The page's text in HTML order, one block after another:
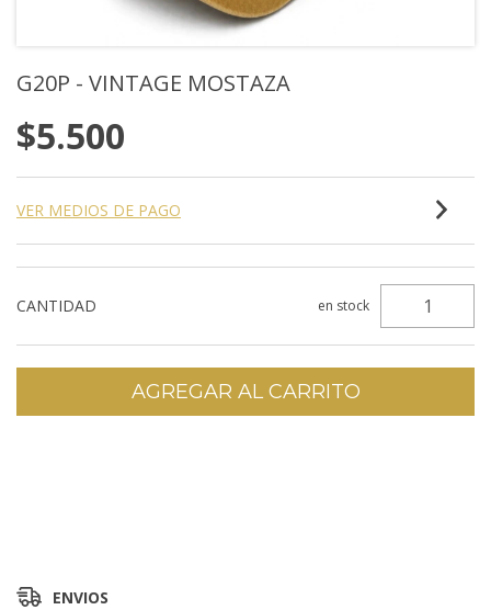
G20P - VINTAGE MOSTAZA
$5.500
VER MEDIOS DE PAGO
CANTIDAD en stock
ENVIOS